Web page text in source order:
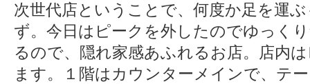
次世代店ということで、何度か足を運
ず。今日はピークを外したのでゆっく
るので、隠れ家感あふれるお店。店内
ます。１階はカウンターメインで、テ